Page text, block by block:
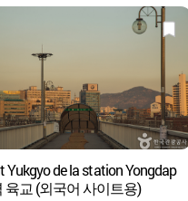
Yukgyo de la station Yongdap
육교 (외국어 사이트용)